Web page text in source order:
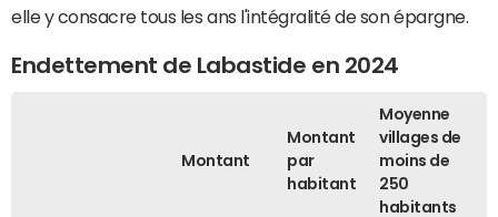
elle y consacre tous les ans l'intégralité de son épargne.
Endettement de Labastide en 2024
Montant
Montant
par
habitant
Moyenne
villages de
moins de
250
habitants